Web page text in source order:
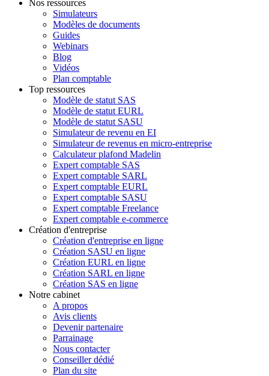
Nos ressources
Simulateurs
Modèles de documents
Guides
Webinars
Blog
Vidéos
Plan comptable
Top ressources
Modèle de statut SAS
Modèle de statut EURL
Modèle de statut SASU
Simulateur de revenu en EI
Simulateur de revenus en micro-entreprise
Calculateur plafond Madelin
Expert comptable SAS
Expert comptable SARL
Expert comptable EURL
Expert comptable SASU
Expert comptable Freelance
Expert comptable e-commerce
Création d'entreprise
Création d'entreprise en ligne
Création SASU en ligne
Création EURL en ligne
Création SARL en ligne
Création SAS en ligne
Notre cabinet
A propos
Avis clients
Devenir partenaire
Parrainage
Nous contacter
Conseiller dédié
Plan du site